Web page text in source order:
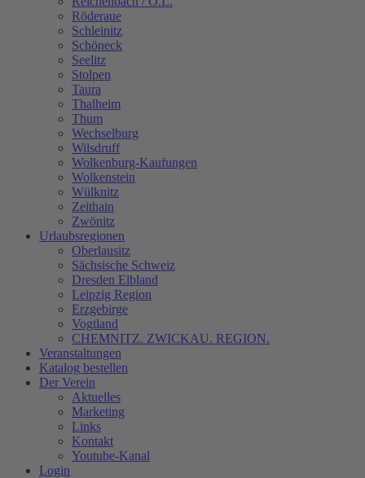
Röderaue
Schleinitz
Schöneck
Seelitz
Stolpen
Taura
Thalheim
Thum
Wechselburg
Wilsdruff
Wolkenburg-Kaufungen
Wolkenstein
Wülknitz
Zeithain
Zwönitz
Urlaubsregionen
Oberlausitz
Sächsische Schweiz
Dresden Elbland
Leipzig Region
Erzgebirge
Vogtland
CHEMNITZ. ZWICKAU. REGION.
Veranstaltungen
Katalog bestellen
Der Verein
Aktuelles
Marketing
Links
Kontakt
Youtube-Kanal
Login